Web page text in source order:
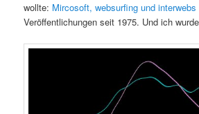
wollte: Mircosoft, websurfing und interwebs
Veröffentlichungen seit 1975. Und ich